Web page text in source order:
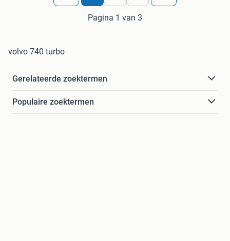
Pagina 1 van 3
volvo 740 turbo
Gerelateerde zoektermen
Populaire zoektermen